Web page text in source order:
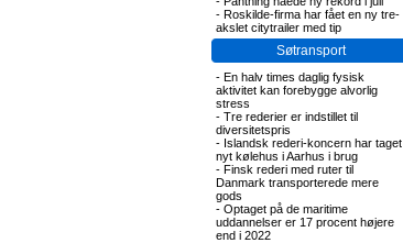
- Roskilde-firma har fået en ny tre-
akslet citytrailer med tip
Søtransport
- En halv times daglig fysisk
aktivitet kan forebygge alvorlig
stress
- Tre rederier er indstillet til
diversitetspris
- Islandsk rederi-koncern har taget
nyt kølehus i Aarhus i brug
- Finsk rederi med ruter til
Danmark transporterede mere
gods
- Optaget på de maritime
uddannelser er 17 procent højere
end i 2022